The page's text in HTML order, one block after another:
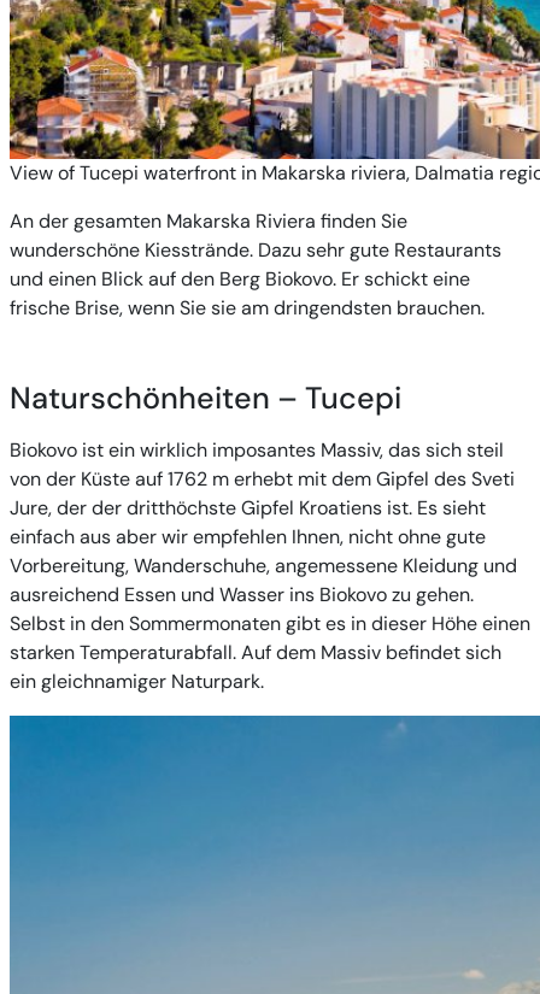
View of Tucepi waterfront in Makarska riviera, Dalmatia
An der gesamten Makarska Riviera finden Sie
wunderschöne Kiesstrände. Dazu sehr gute Restaurants
und einen Blick auf den Berg Biokovo. Er schickt eine
frische Brise, wenn Sie sie am dringendsten brauchen.
Naturschönheiten – Tucepi
Biokovo ist ein wirklich imposantes Massiv, das sich steil
von der Küste auf 1762 m erhebt mit dem Gipfel des Sveti
Jure, der der dritthöchste Gipfel Kroatiens ist. Es sieht
einfach aus aber wir empfehlen Ihnen, nicht ohne gute
Vorbereitung, Wanderschuhe, angemessene Kleidung und
ausreichend Essen und Wasser ins Biokovo zu gehen.
Selbst in den Sommermonaten gibt es in dieser Höhe einen
starken Temperaturabfall. Auf dem Massiv befindet sich
ein gleichnamiger Naturpark.